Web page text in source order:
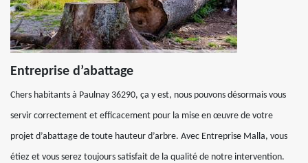
Entreprise d’abattage
Chers habitants à Paulnay 36290, ça y est, nous pouvons désormais vous
servir correctement et efficacement pour la mise en œuvre de votre
projet d’abattage de toute hauteur d’arbre. Avec Entreprise Malla, vous
étiez et vous serez toujours satisfait de la qualité de notre intervention.